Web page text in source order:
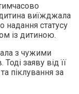
дитина виїжджала
надання статусу
із дитиною.
з чужими
заяву від її
піклування за